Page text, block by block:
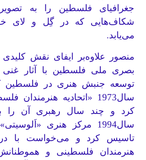
جغرافیای فلسطین را به
شکاف‌هایی که در گِل و لای
می‌یابد.
منصور علاوه‌بر ایفای نقش
بصری ملی فلسطین با آثار غنی
توسعه جنبش هنری در فلسطین
سال1973 «اتحادیه
کرد و چند سال رهبری آن را
سال1994 مرکز هنری
تاسیس کرد و می‌خواست با در
هنرمندان فلسطینی و